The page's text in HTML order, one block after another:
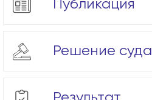
Публикация
Решение суда